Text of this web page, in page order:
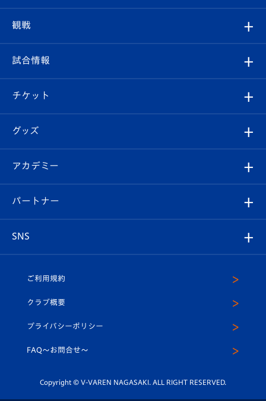
クラブ
試合情報
チケット
イベント
メディア
ホームタウン
クラブ概要
エンブレム紹介
スタッフプロフィール
マスコット紹介
平和祈念活動
ホームタウン活動
観戦
観戦ルール
はじめての観戦ガイド
Revive Team
ヴィヴィくんの長崎おもてなしガイド
試合情報
試合日程/結果
フォトギャラリー
スタジアムグルメ
チケット
チケット
V-LOVERS（ファンクラブ）
プレイヤーズスイート
グッズ
オンラインショップ
店舗情報
アカデミー
育成からのお知らせ
U-18
スクール
パートナー
SNS
ヴィヴィくんインスタグラム
公式LINE＠
ご利用規約
クラブ概要
プライバシーポリシー
FAQ〜お問合せ〜
Copyright © V-VAREN NAGASAKI. ALL RIGHT RESERVED.